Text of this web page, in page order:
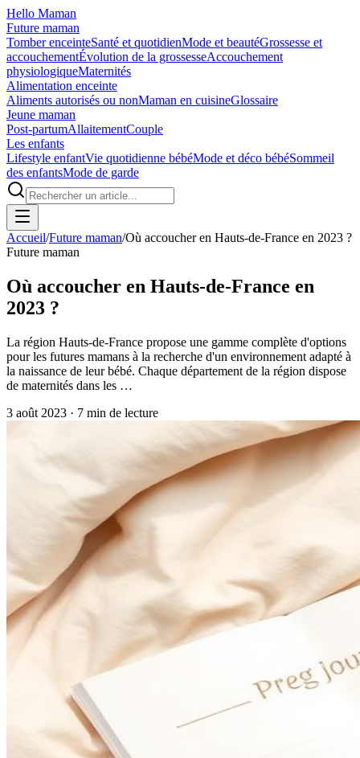
Hello Maman
Future maman
Tomber enceinteSanté et quotidienMode et beautéGrossesse et
accouchementÉvolution de la grossesseAccouchement
physiologiqueMaternités
Alimentation enceinte
Aliments autorisés ou nonMaman en cuisineGlossaire
Jeune maman
Post-partumAllaitementCouple
Les enfants
Lifestyle enfantVie quotidienne bébéMode et déco bébéSommeil
des enfantsMode de garde
Accueil/Future maman/Où accoucher en Hauts-de-France en 2023 ?
Future maman
Où accoucher en Hauts-de-France en
2023 ?
La région Hauts-de-France propose une gamme complète d'options
pour les futures mamans à la recherche d'un environnement adapté à
la naissance de leur bébé. Chaque département de la région dispose
de maternités dans les …
3 août 2023 · 7 min de lecture